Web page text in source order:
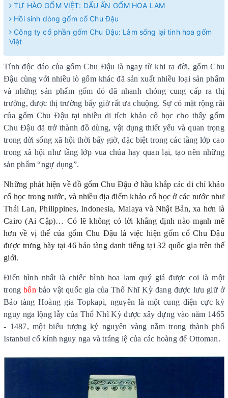
TỰ HÀO GỐM VIỆT: DẤU ẤN GỐM HOA LAM
Hồi sinh dòng gốm cổ Chu Đậu
Công ty cổ phần gốm Chu Đậu: Làm sống lại tinh hoa gốm
Việt
Tính độc đáo của gốm Chu Đậu là ngay từ khi ra đời, gốm Chu
Đậu cùng với nhiều lò gốm khác đã sản xuất nhiều loại sản phẩm
và những sản phẩm gốm đó đã nhanh chóng cung cấp ra thị
trường, được thị trường bấy giờ rất ưa chuộng. Sự có mặt rộng rãi
của gốm Chu Đậu tại nhiều di tích khảo cổ học cho thấy gốm
Chu Đậu đã trở thành đồ dùng, vật dụng thiết yếu và quan trọng
trong đời sống xã hội thời bấy giờ, đặc biệt trong các tầng lớp cao
trong xã hội như tầng lớp vua chúa hay quan lại, tạo nên những
sản phẩm “ngự dụng”.
Những phát hiện về đồ gốm Chu Đậu ở hầu khắp các di chỉ khảo
cổ học trong nước, và nhiều địa điểm khảo cổ học ở các nước như
Thái Lan, Philippines, Indonesia, Malaya và Nhật Bản, xa hơn là
Cairo (Ai Cập)… Có lẽ không có lời khẳng định nào mạnh mẽ
hơn về vị thế của gốm Chu Đậu là việc hiện gốm cổ Chu Đậu
được trưng bày tại 46 bảo tàng danh tiếng tại 32 quốc gia trên thế
giới.
Điển hình nhất là chiếc bình hoa lam quý giá được coi là một
trongbốn bảo vật quốc gia của Thổ Nhĩ Kỳ đang được lưu giữ ở
Bảo tàng Hoàng gia Topkapi, nguyên là một cung điện cực kỳ
nguy nga lộng lẫy của Thổ Nhĩ Kỳ được xây dựng vào năm 1465
- 1487, một biểu tượng kỷ nguyên vàng nằm trong thành phố
Istanbul cổ kính nguy nga và tráng lệ của các hoàng đế Ottoman.